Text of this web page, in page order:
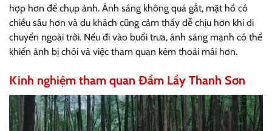
hợp hơn để chụp ảnh. Ánh sáng không quá gắt, mặt hồ có
chiều sâu hơn và du khách cũng cảm thấy dễ chịu hơn khi di
chuyển ngoài trời. Nếu đi vào buổi trưa, ánh sáng mạnh có thể
khiến ảnh bị chói và việc tham quan kém thoải mái hơn.
Kinh nghiệm tham quan Đầm Lầy Thanh Sơn